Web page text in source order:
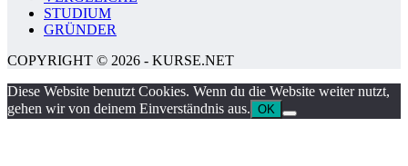
STUDIUM
GRÜNDER
COPYRIGHT © 2026 - KURSE.NET
Diese Website benutzt Cookies. Wenn du die Website weiter nutzt,
gehen wir von deinem Einverständnis aus. OK